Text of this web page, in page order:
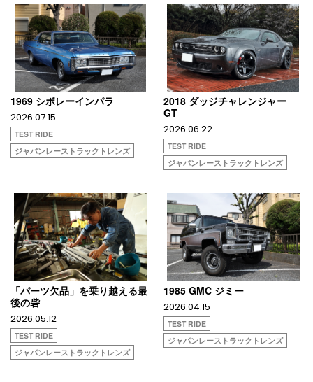
1969 シボレーインパラ
2026.07.15
TEST RIDE
ジャパンレーストラックトレンズ
2018 ダッジチャレンジャー
GT
2026.06.22
TEST RIDE
ジャパンレーストラックトレンズ
「パーツ欠品」を乗り越える最
後の砦
2026.05.12
TEST RIDE
ジャパンレーストラックトレンズ
1985 GMC ジミー
2026.04.15
TEST RIDE
ジャパンレーストラックトレンズ